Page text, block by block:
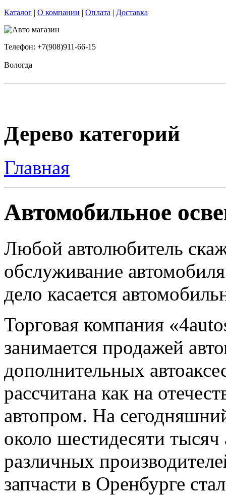
Каталог | О компании | Оплата | Доставка
Телефон: +7(908)911-66-15
Вологда
Дерево категорий
Главная
Автомобильное
Любой автолюбитель
обслуживание
дело касается
Торговая компания
занимается продажей
дополнительных
рассчитана как на
автопром. На
около шестидесяти
различных
запчасти в Оренбурге